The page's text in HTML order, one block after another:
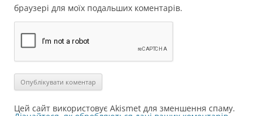
браузері для моїх подальших коментарів.
Цей сайт використовує Akismet для зменшення спаму.